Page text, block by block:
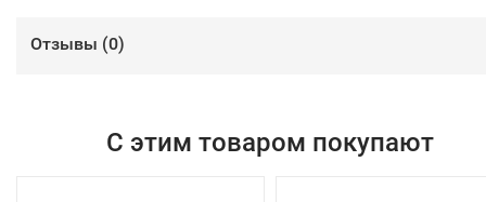
Отзывы (0)
С этим товаром покупают